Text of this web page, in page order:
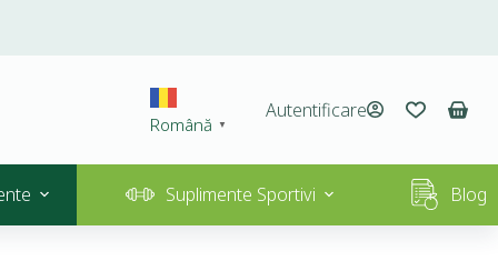
Română ▼
Autentificare
Suplimente Sportivi Blog